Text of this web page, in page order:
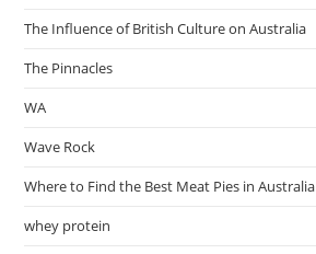
The Influence of British Culture on Australia
The Pinnacles
WA
Wave Rock
Where to Find the Best Meat Pies in Australia
whey protein